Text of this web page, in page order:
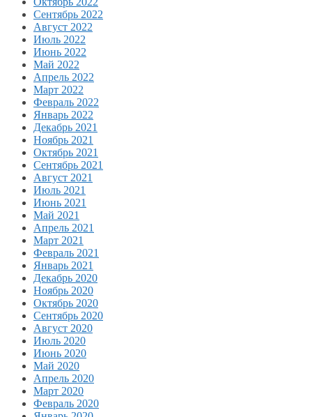
Сентябрь 2022
Август 2022
Июль 2022
Июнь 2022
Май 2022
Апрель 2022
Март 2022
Февраль 2022
Январь 2022
Декабрь 2021
Ноябрь 2021
Октябрь 2021
Сентябрь 2021
Август 2021
Июль 2021
Июнь 2021
Май 2021
Апрель 2021
Март 2021
Февраль 2021
Январь 2021
Декабрь 2020
Ноябрь 2020
Октябрь 2020
Сентябрь 2020
Август 2020
Июль 2020
Июнь 2020
Май 2020
Апрель 2020
Март 2020
Февраль 2020